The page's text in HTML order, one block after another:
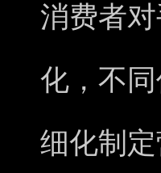
消费者
化，不
细化制